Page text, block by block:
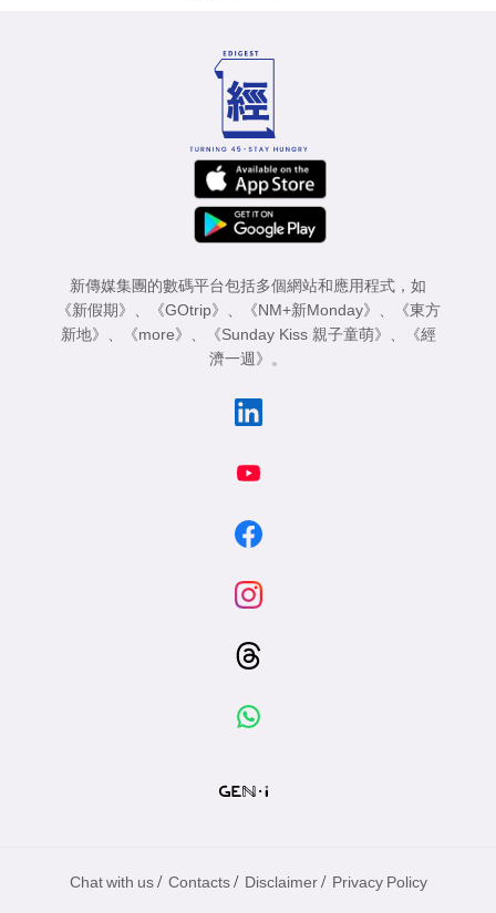
新傳媒集團的數碼平台包括多個網站和應用程式，如
《新假期》 、 《GOtrip》 、 《NM+新Monday》 、
《東方
新地》 、 《more》 、 《Sunday Kiss 親子童萌》 、
《經
濟一週》 。
Chat with us / Contacts / Disclaimer / Privacy Policy